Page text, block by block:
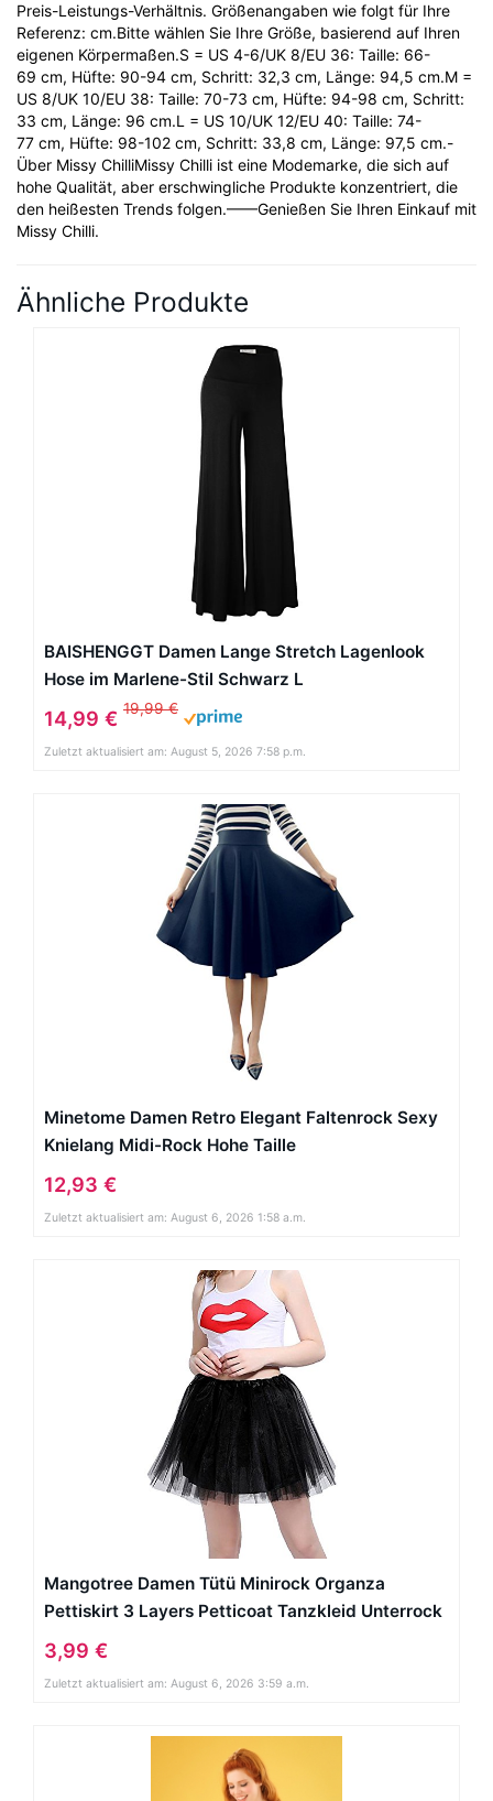
Preis-Leistungs-Verhältnis. Größenangaben wie folgt für Ihre
Referenz: cm.Bitte wählen Sie Ihre Größe, basierend auf Ihren
eigenen Körpermaßen.S = US 4-6/UK 8/EU 36: Taille: 66-
69 cm, Hüfte: 90-94 cm, Schritt: 32,3 cm, Länge: 94,5 cm.M =
US 8/UK 10/EU 38: Taille: 70-73 cm, Hüfte: 94-98 cm, Schritt:
33 cm, Länge: 96 cm.L = US 10/UK 12/EU 40: Taille: 74-
77 cm, Hüfte: 98-102 cm, Schritt: 33,8 cm, Länge: 97,5 cm.-
Über Missy ChilliMissy Chilli ist eine Modemarke, die sich auf
hohe Qualität, aber erschwingliche Produkte konzentriert, die
den heißesten Trends folgen.——Genießen Sie Ihren Einkauf mit
Missy Chilli.
Ähnliche Produkte
BAISHENGGT Damen Lange Stretch Lagenlook
Hose im Marlene-Stil Schwarz L
14,99 € 19,99 €
Zuletzt aktualisiert am: August 5, 2026 7:58 p.m.
Minetome Damen Retro Elegant Faltenrock Sexy
Knielang Midi-Rock Hohe Taille
12,93 €
Zuletzt aktualisiert am: August 6, 2026 1:58 a.m.
Mangotree Damen Tütü Minirock Organza
Pettiskirt 3 Layers Petticoat Tanzkleid Unterrock
3,99 €
Zuletzt aktualisiert am: August 6, 2026 3:59 a.m.